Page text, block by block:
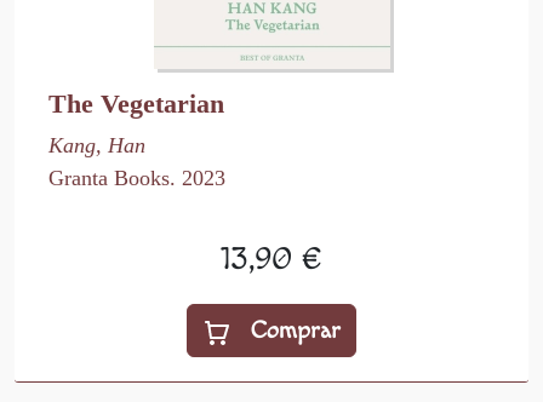
The Vegetarian
Kang, Han
Granta Books. 2023
13,90 €
Comprar